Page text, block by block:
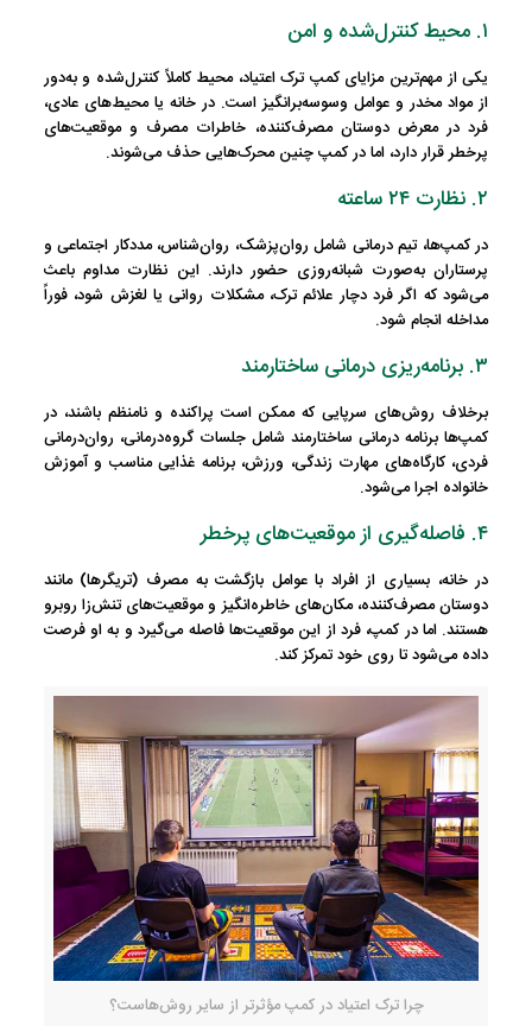
۱. محیط کنترل‌شده و امن
یکی از مهم‌ترین مزایای کمپ ترک اعتیاد،محیط کاملاً کنترل‌شده و به‌دور
از مواد مخدر و عوامل وسوسه‌برانگیز است. در خانه یا محیط‌های عادی،
فرد در معرض دوستان مصرف‌کننده، خاطرات مصرف و موقعیت‌های
پرخطر قرار دارد، اما در کمپ چنین محرک‌هایی حذف می‌شوند.
۲. نظارت ۲۴ ساعته
در کمپ‌ها، تیم درمانی شامل روان‌پزشک، روان‌شناس، مددکار اجتماعی و
پرستاران به‌صورت شبانه‌روزی حضور دارند. این نظارت مداومباعث
می‌شود که اگر فرد دچار علائم ترک، مشکلات روانی یا لغزش شود، فوراً
مداخله انجام شود.
۳. برنامه‌ریزی درمانی ساختارمند
برخلاف روش‌های سرپایی که ممکن است پراکنده و نامنظم باشند، در
کمپ‌ها برنامه درمانی ساختارمندشامل جلسات گروه‌درمانی، روان‌درمانی
فردی، کارگاه‌های مهارت زندگی، ورزش، برنامه غذایی مناسب و آموزش
خانواده اجرا می‌شود.
۴. فاصله‌گیری از موقعیت‌های پرخطر
در خانه، بسیاری از افراد با عوامل بازگشت به مصرف (تریگرها) مانند
دوستان مصرف‌کننده، مکان‌های خاطره‌انگیز و موقعیت‌های تنش‌زا روبرو
هستند. اما در کمپ،فرد از این موقعیت‌ها فاصله می‌گیردو به او فرصت
داده می‌شود تا روی خود تمرکز کند.
چرا ترک اعتیاد در کمپ مؤثرتر از سایر روش‌هاست؟